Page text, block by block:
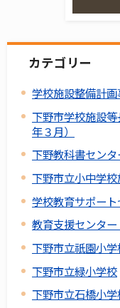
カテゴリー
学校施設整備計
下野市学校施設
年３月）
下野教科書センタ
下野市立小中学
学校教育サポー
教育支援センター
下野市立祇園小学
下野市立緑小学校
下野市立石橋小学